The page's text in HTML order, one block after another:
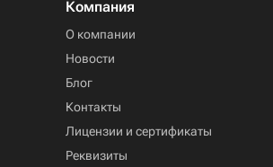
Компания
О компании
Новости
Блог
Контакты
Лицензии и сертификаты
Реквизиты